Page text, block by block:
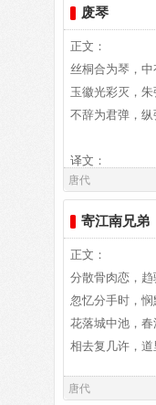
译文：
译文及注释：
作者介绍：
白居易,白居易
士，河南郑州
诗歌题材广泛，
王”之称。官至
世，代表诗作
居易祖籍山西
易故居纪念馆坐
城南香山的琵琶
废琴
正文：
丝桐合为琴，中
玉徽光彩灭，朱
不辞为君弹，纵
译文：
译文及注释：
作者介绍：
白居易,白居易
士，河南郑州新
王”之称。官至
唐代
寄江南兄弟
正文：
分散骨肉恋，趋
忽忆分手时，悯
花落城中池，春
相去复几许，道
译文：
唐代